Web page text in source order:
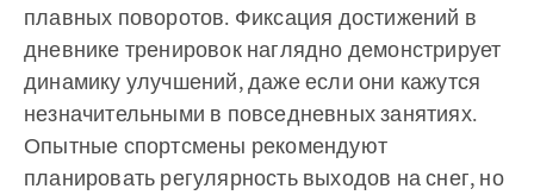
плавных поворотов. Фиксация достижений в
дневнике тренировок наглядно демонстрирует
динамику улучшений, даже если они кажутся
незначительными в повседневных занятиях.
Опытные спортсмены рекомендуют
планировать регулярность выходов на снег, но